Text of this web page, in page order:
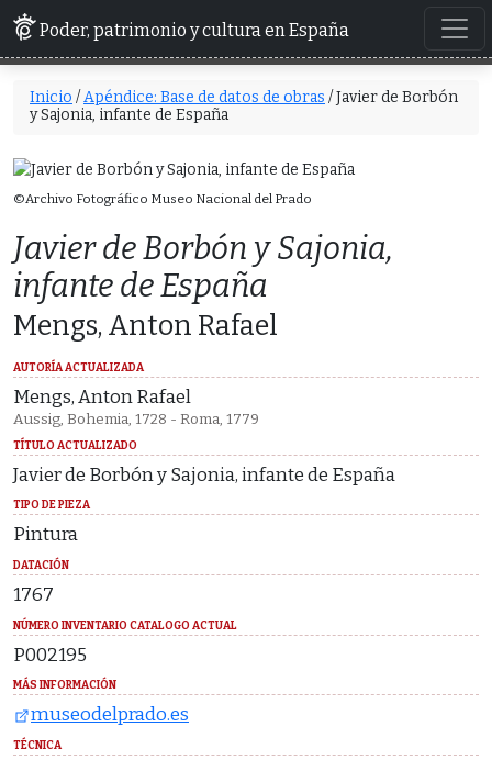
Poder, patrimonio y cultura en España
Inicio /Apéndice: Base de datos de obras / Javier de Borbón
y Sajonia, infante de España
Javier de Borbón y Sajonia,
infante de España
Mengs, Anton Rafael
AUTORÍA ACTUALIZADA
Mengs, Anton Rafael
Aussig, Bohemia, 1728 - Roma, 1779
TÍTULO ACTUALIZADO
Javier de Borbón y Sajonia, infante de España
TIPO DE PIEZA
Pintura
DATACIÓN
1767
NÚMERO INVENTARIO CATALOGO ACTUAL
P002195
MÁS INFORMACIÓN
museodelprado.es
TÉCNICA
©Archivo Fotográfico Museo Nacional del Prado